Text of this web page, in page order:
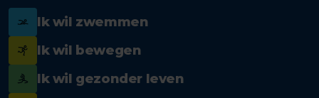
Ik wil zwemmen
Ik wil bewegen
Ik wil gezonder leven